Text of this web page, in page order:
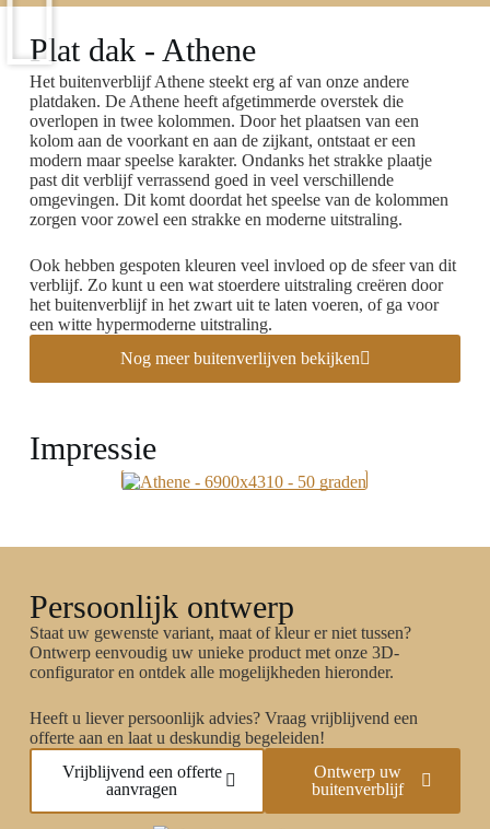
Plat dak - Athene
Het buitenverblijf Athene steekt erg af van onze andere
platdaken. De Athene heeft afgetimmerde overstek die
overlopen in twee kolommen. Door het plaatsen van een
kolom aan de voorkant en aan de zijkant, ontstaat er een
modern maar speelse karakter. Ondanks het strakke plaatje
past dit verblijf verrassend goed in veel verschillende
omgevingen. Dit komt doordat het speelse van de kolommen
zorgen voor zowel een strakke en moderne uitstraling.
Ook hebben gespoten kleuren veel invloed op de sfeer van dit
verblijf. Zo kunt u een wat stoerdere uitstraling creëren door
het buitenverblijf in het zwart uit te laten voeren, of ga voor
een witte hypermoderne uitstraling.
Nog meer buitenverlijven bekijken
Impressie
Persoonlijk ontwerp
Staat uw gewenste variant, maat of kleur er niet tussen?
Ontwerp eenvoudig uw unieke product met onze 3D-
configurator en ontdek alle mogelijkheden hieronder.
Heeft u liever persoonlijk advies? Vraag vrijblijvend een
offerte aan en laat u deskundig begeleiden!
Vrijblijvend een offerte
aanvragen
Ontwerp uw
buitenverblijf